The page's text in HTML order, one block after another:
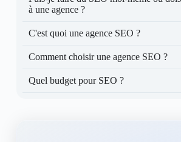
à une agence ?
C'est quoi une agence SEO ?
Comment choisir une agence SEO ?
Quel budget pour SEO ?